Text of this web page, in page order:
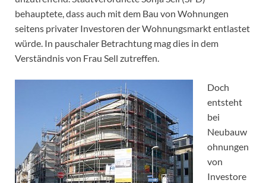
behauptete, dass auch mit dem Bau von Wohnungen
seitens privater Investoren der Wohnungsmarkt entlastet
würde. In pauschaler Betrachtung mag dies in dem
Verständnis von Frau Sell zutreffen.
Doch
entsteht
bei
Neubauw
ohnungen
von
Investore